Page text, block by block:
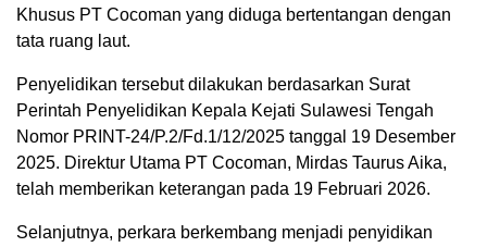
Khusus PT Cocoman yang diduga bertentangan dengan
tata ruang laut.
Penyelidikan tersebut dilakukan berdasarkan Surat
Perintah Penyelidikan Kepala Kejati Sulawesi Tengah
Nomor PRINT-24/P.2/Fd.1/12/2025 tanggal 19 Desember
2025. Direktur Utama PT Cocoman, Mirdas Taurus Aika,
telah memberikan keterangan pada 19 Februari 2026.
Selanjutnya, perkara berkembang menjadi penyidikan